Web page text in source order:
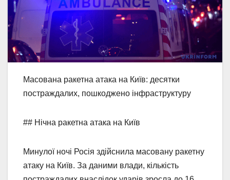
Масована ракетна атака на Київ: десятки
постраждалих, пошкоджено інфраструктуру
## Нічна ракетна атака на Київ
Минулої ночі Росія здійснила масовану ракетну
атаку на Київ. За даними влади, кількість